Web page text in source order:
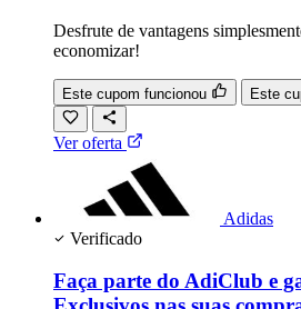
Desfrute de vantagens
economizar!
Este cupom funcionou Este
Ver oferta
Adidas
Verificado
Faça parte do AdiClub e